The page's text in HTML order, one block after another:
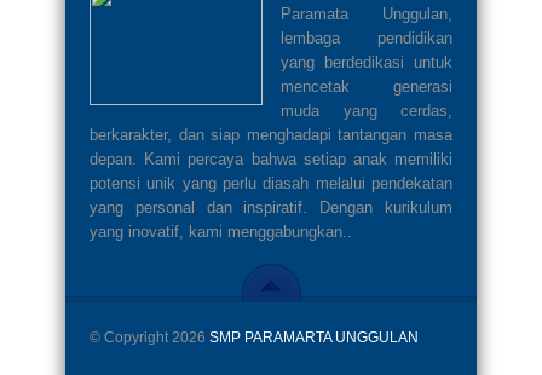
Paramata Unggulan,
lembaga pendidikan
yang berdedikasi untuk
mencetak generasi
muda yang cerdas,
berkarakter, dan siap menghadapi tantangan masa
depan. Kami percaya bahwa setiap anak memiliki
potensi unik yang perlu diasah melalui pendekatan
yang personal dan inspiratif. Dengan kurikulum
yang inovatif, kami menggabungkan..
© Copyright 2026 SMP PARAMARTA UNGGULAN